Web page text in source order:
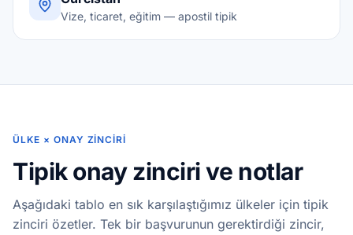
Vize, ticaret, eğitim — apostil tipik
ÜLKE × ONAY ZINCIRI
Tipik onay zinciri ve notlar
Aşağıdaki tablo en sık karşılaştığımız ülkeler için tipik
zinciri özetler. Tek bir başvurunun gerektirdiği zincir,